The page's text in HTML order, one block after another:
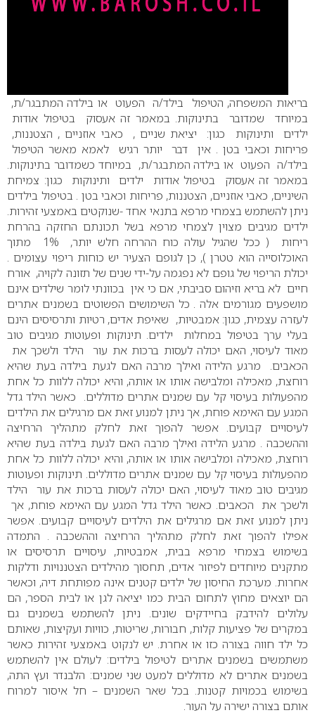
בריאות המשפחה, הטיפול בילד/ה הפעוט או בילדה המתבגר/ת,
במיוחד שמדובר בתינוקות. במאמר זה אעסוק בטיפול אודות
ילדים ותינוקות כגון: יציאת שניים , כאבי אוזניים , הצטננות,
פריחות וכאבי בטן . אין דבר יותר רגיש לאמא מאשר הטיפול
בילד/ה הפעוט או בילדה המתבגר/ת, במיוחד כשמדובר בתינוקות.
במאמר זה אעסוק בטיפול אודות ילדים ותינוקות כגון: צמיחת
השיניים, כאבי אוזניים, הצטננות, פריחות וכאבי בטן . בטיפול בילדים
ניתן להשתמש בצמחי מרפא בתנאי אחד -שנוקטים באמצעי זהירות.
ילדים מגיבים מצוין לצמחי מרפא בשל תכונתם החזקה בהרחת
ריחות ( ככל שהגיל עולה כוח ההרחה חלש יותר, 1% מתוך
האוכלוסייה הוא טטרן ), כן לגופם הצעיר יש כוחות ריפוי עצומים .
יכולת הריפוי של גופם לא נפגמה על-ידי שנים של תזונה לקויה, אורח
חיים לא בריא וזיהום סביבתי, אם כי אין בכוונתי לומר שילדים אינם
מושפעים מגורמים אלה . כל השימושים הפשוטים בשמנים אתרים
לעזרה עצמית, כגון: אמבטיות, שאיפת אדים, רטיות ותרסיסים הינם
בעלי ערך בטיפול במחלות ילדים. תינוקות ופעוטות מגיבים טוב
מאוד לעיסוי, האם יכולה לעסות ברכות את עור הילד ולשכך את
הכאבים. מרגע הלידה ואילך מרבה האם לגעת בילדה בעת שהיא
רוחצת, מאכילה ומלבישה אותו או אותה, והיא יכולה ללוות כל אחת
מהפעולות בעיסוי קל עם שמנים אתרים מדוללים. כאשר הילד גדל
המגע עם האימא פוחת, אך ניתן למנוע זאת אם מרגילים את הילדים
לעיסויים קבועים. אפשר להפוך זאת לחלק מתהליך הרחיצה
וההשכבה . מרגע הלידה ואילך מרבה האם לגעת בילדה בעת שהיא
רוחצת, מאכילה ומלבישה אותו או אותה, והיא יכולה ללוות כל אחת
מהפעולות בעיסוי קל עם שמנים אתרים מדוללים. תינוקות ופעוטות
מגיבים טוב מאוד לעיסוי, האם יכולה לעסות ברכות את עור הילד
ולשכך את הכאבים. כאשר הילד גדל המגע עם האימא פוחת, אך
ניתן למנוע זאת אם מרגילים את הילדים לעיסויים קבועים. אפשר
אפילו להפוך זאת לחלק מתהליך הרחיצה וההשכבה . התמדה
בשימוש בצמחי מרפא בבית, אמבטיות, עיסויים תרסיסים או
מתקנים מיוחדים לפיזור אדים, תחסוך מהילדים הצטננויות ודלקות
אחרות. מערכת החיסון של ילדים קטנים אינה מפותחת דיה, וכאשר
הם יוצאים מחוץ לתחום הבית כמו יציאה לגן או לבית הספר, הם
עלולים להידבק בחיידקים שונים. ניתן להשתמש בשמנים גם
במקרים של פציעות קלות, חבורות, שריטות, כוויות ועקיצות, שאותם
כל ילד חווה בצורה כזו או אחרת. יש לנקוט באמצעי זהירות כאשר
משתמשים בשמנים אתרים לטיפול בילדים: לעולם אין להשתמש
בשמנים אתרים לא מדוללים למעט שני שמנים: הלבנדר ועץ התה,
בשימוש בכמויות קטנות. בכל שאר השמנים – חל איסור למרוח
אותם בצורה ישירה על העור.